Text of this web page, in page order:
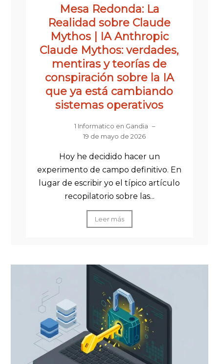
Mesa Redonda: La
Realidad sobre Claude
Mythos | IA Anthropic
Claude Mythos: verdades,
mentiras y teorías de
conspiración sobre la IA
que ya está cambiando
sistemas operativos
1 Informatico en Gandia –
19 de mayo de 2026
Hoy he decidido hacer un
experimento de campo definitivo. En
lugar de escribir yo el típico artículo
recopilatorio sobre las...
Leer más